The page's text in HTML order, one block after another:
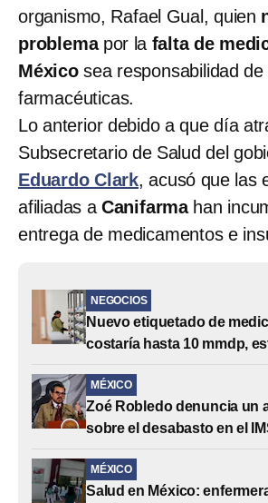
organismo, Rafael Gual, quien
problemapor la falta de
Méxicosea responsabilidad
farmacéuticas.
Lo anterior debido a que día
Subsecretario de Salud del
Eduardo Clark, acusó que las
afiliadas a Canifarmahan
entrega de medicamentos e
NEGOCIOS
Nuevo etiquetado de
costaría hasta 10 mmdp,
MÉXICO
Zoé Robledo denuncia un
sobre el desabasto en el
MÉXICO
Salud en México: